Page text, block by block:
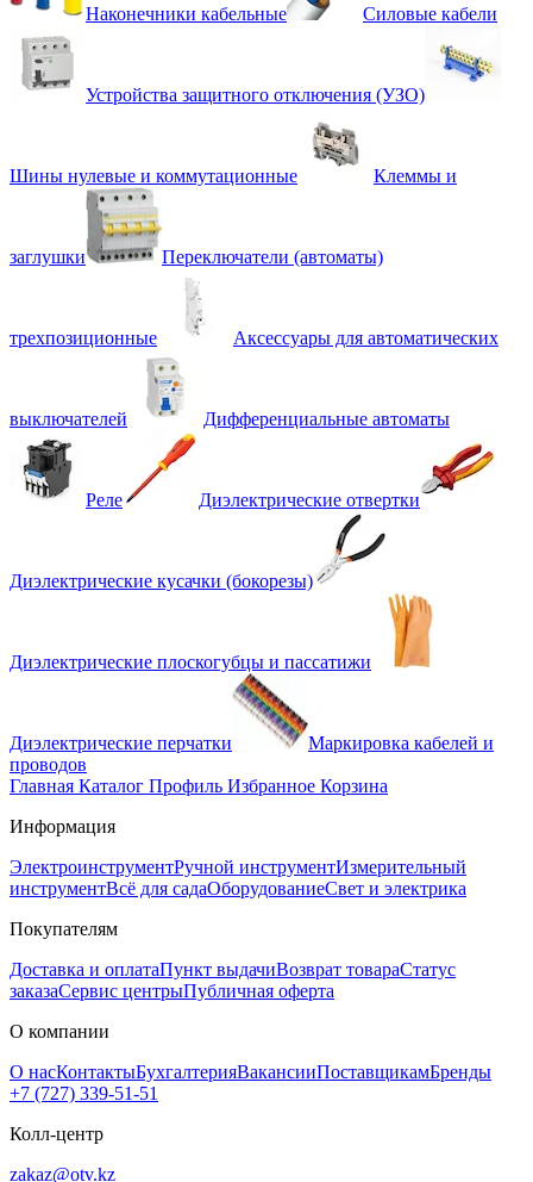
Наконечники кабельные Силовые кабели
Устройства защитного отключения (УЗО)
Шины нулевые и коммутационные Клеммы и
заглушки Переключатели (автоматы)
трехпозиционные Аксессуары для автоматических
выключателей Дифференциальные автоматы
Реле Диэлектрические отвертки
Диэлектрические кусачки (бокорезы)
Диэлектрические плоскогубцы и пассатижи
Диэлектрические перчатки
Маркировка кабелей и
проводов
Главная Каталог Профиль Избранное Корзина
Информация
ЭлектроинструментРучной инструментИзмерительный
инструментВсё для садаОборудованиеСвет и электрика
Покупателям
Доставка и оплатаПункт выдачиВозврат товараСтатус
заказаСервис центрыПубличная оферта
О компании
О насКонтактыБухгалтерияВакансииПоставщикамБренды
+7 (727) 339-51-51
Колл-центр
zakaz@otv.kz